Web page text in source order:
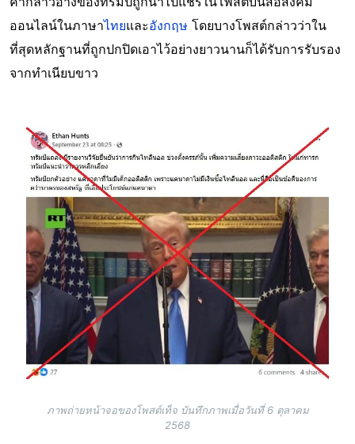
ออนไลน์ในภาษาไทยและอังกฤษ โดยบางโพสต์กล่าวว่าใน
ที่สุดหลักฐานที่ถูกปกปิดเอาไว้อย่างยาวนานก็ได้รับการรับรอง
จากทำเนียบขาว
Image
ภาพถ่ายหน้าจอของโพสต์เท็จ บันทึกภาพเมื่อวันที่ 6 ตุลาคม
2568